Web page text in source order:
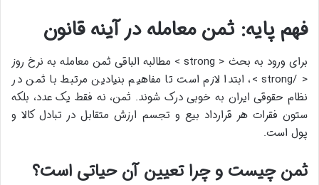
فهم پایه: ثمن معامله در آینه قانون
برای ورود به بحث < strong > مطالبه الباقی ثمن معامله به نرخ روز
< /strong >، ابتدا لازم است تا مفاهیم بنیادین مرتبط با ثمن در
نظام حقوقی ایران به خوبی درک شوند. ثمن، نه فقط یک عدد، بلکه
ستون فقرات هر قرارداد بیع و تجسم ارزش متقابل در تبادل کالا و
پول است.
ثمن چیست و چرا تعیین آن حیاتی است؟